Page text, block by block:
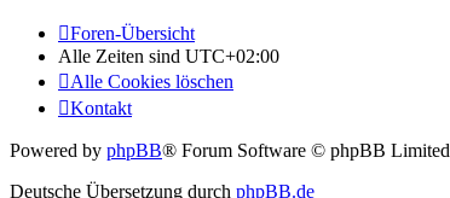
Foren-Übersicht
Alle Zeiten sind UTC+02:00
Alle Cookies löschen
Kontakt
Powered by phpBB® Forum Software © phpBB Limited
Deutsche Übersetzung durch phpBB.de